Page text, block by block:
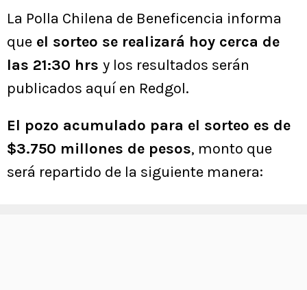
La Polla Chilena de Beneficencia informa
que el sorteo se realizará hoy cerca de
las 21:30 hrs y los resultados serán
publicados aquí en Redgol.
El pozo acumulado para el sorteo es de
$3.750 millones de pesos, monto que
será repartido de la siguiente manera: